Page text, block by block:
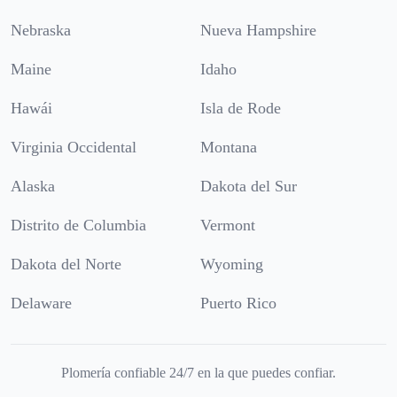
Nebraska Nueva Hampshire
Maine Idaho
Hawái Isla de Rode
Virginia Occidental Montana
Alaska Dakota del Sur
Distrito de Columbia Vermont
Dakota del Norte Wyoming
Delaware Puerto Rico
Plomería confiable 24/7 en la que puedes confiar.